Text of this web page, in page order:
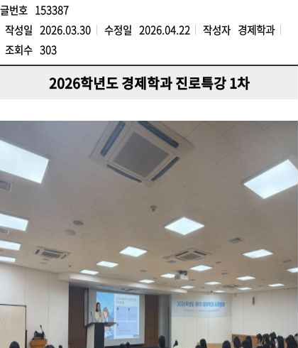
글번호 153387
작성일 2026.03.30 수정일 2026.04.22 작성자 경제학과
조회수 303
2026학년도 경제학과 진로특강 1차